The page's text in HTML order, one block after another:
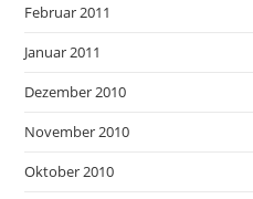
Februar 2011
Januar 2011
Dezember 2010
November 2010
Oktober 2010